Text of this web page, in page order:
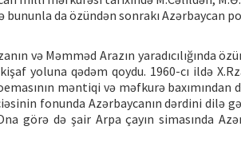
da özündən sonrakı Azərbaycan
və Məmməd Arazın yaradıcılığında
yoluna qədəm qoydu. 1960-cı ildə
məntiqi və məfkurə baxımından
fonunda Azərbaycanın dərdini dilə
görə də şair Arpa çayın simasında